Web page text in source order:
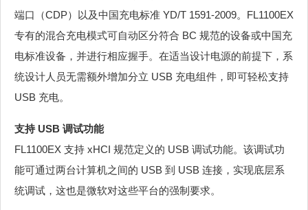
端口（CDP）以及中国充电标准 YD/T 1591-2009。FL1100EX
专有的混合充电模式可自动区分符合 BC 规范的设备或中国充
电标准设备，并进行相应握手。在适当设计电源的前提下，系
统设计人员无需额外增加分立 USB 充电组件，即可轻松支持
USB 充电。
支持 USB 调试功能
FL1100EX 支持 xHCI 规范定义的 USB 调试功能。该调试功
能可通过两台计算机之间的 USB 到 USB 连接，实现底层系
统调试，这也是微软对这些平台的强制要求。